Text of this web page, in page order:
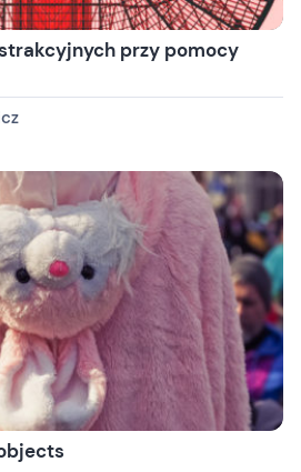
przy pomocy